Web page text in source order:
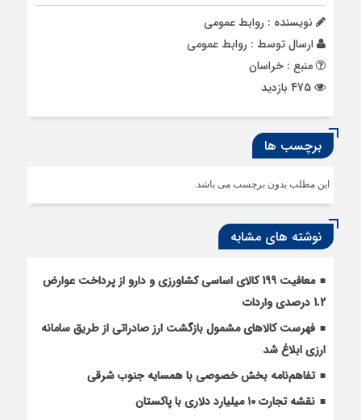
نویسنده : روابط عمومی
ارسال توسط : روابط عمومی
منبع : خراسان
برچسب ها
این مطلب بدون برچسب می باشد.
نوشته های مشابه
معافیت 199 کالای اساسی کشاورزی و دارو از پرداخت عوارض
1.2 درصدی واردات
فهرست کالاهای مشمول بازگشت ارز صادراتی از طریق سامانه
ارزی ابلاغ شد
تفاهم‌نامه بخش خصوصی با همسایه جنوب شرقی
نقشه تجارت ۱۰‌ میلیارد دلاری با پاکستان